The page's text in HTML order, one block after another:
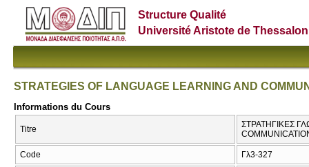
Structure Qualité
Université Aristote de
STRATEGIES OF LANGUAGE LEARNING AND
Informations du Cours
Titre
ΣΤΡΑΤΗΓΙΚΕΣ
Code Γλ3-327